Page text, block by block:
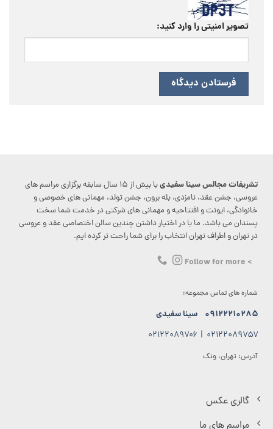
تصویر امنیتی را وارد کنید:
تشریفات مجالس سینا سفیدی
با بیش از ۱۵ سال سابقه برگزاری مراسم های
عروسی، جشن عقد، نامزدی، بله برون، جشن تولد، مهمانی های خصوصی و
خانوادگی، ایونت و افتتاحیه و مهمانی های شرکتی در خدمت شما سخت
پسندان می باشد. ما با در اختیار داشتن چندین سالن اختصاصی عقد و عروسی
در تهران و اطراف تهران انتخاب را برای شما راحت تر کرده ایم.
> Follow for more
شماره های تماس مجموعه:
۰۹۱۲۲۲۱۰۲۸۵ سینا سفیدی
۰۲۱۲۲۰۸۹۷۵۷ | ۰۲۱۲۲۰۸۹۷۰۶
آدرس: تهران، ونک
گالری عکس